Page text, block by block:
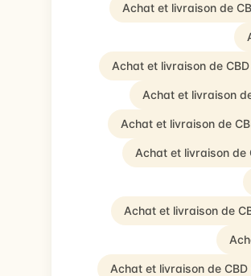
Achat et livraison de
Achat et livraison de
Achat et livraison
Achat et livraison de
Achat et livraison de
Achat et livraison de
Achat et livraison de